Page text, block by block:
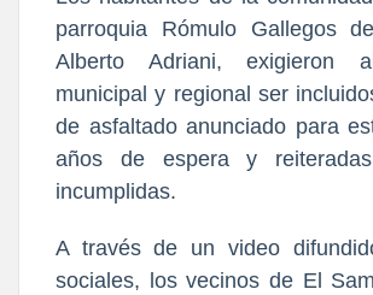
parroquia Rómulo Gallegos
Alberto Adriani, exigieron
municipal y regional ser
de asfaltado anunciado para
años de espera y
incumplidas.
A través de un video
sociales, los vecinos de El